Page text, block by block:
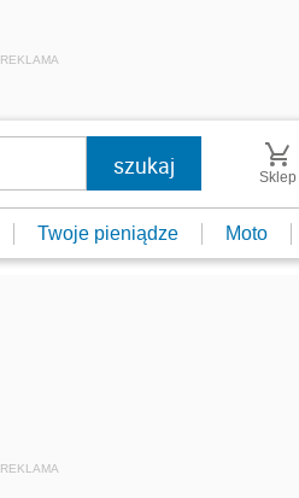
REKLAMA
Sklep
Twoje pieniądze Moto